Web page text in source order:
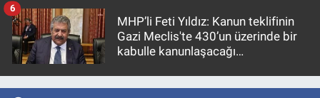
MHP’li Feti Yıldız: Kanun teklifinin
Gazi Meclis'te 430’un üzerinde bir
kabulle kanunlaşacağı
6